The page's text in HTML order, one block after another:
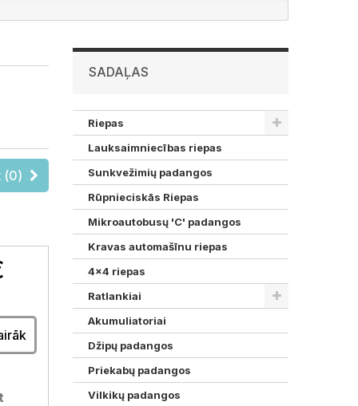
(0)
SADAĻAS
Riepas
Lauksaimniecības riepas
Sunkvežimių padangos
Rūpnieciskās Riepas
Mikroautobusų 'C' padangos
Kravas automašīnu riepas
4x4 riepas
Ratlankiai
Akumuliatoriai
Džipų padangos
Priekabų padangos
Vilkikų padangos